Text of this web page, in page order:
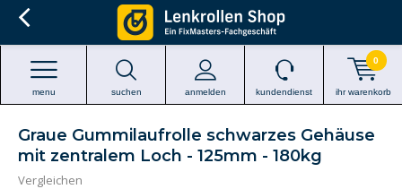
suchen anmelden
menu kundendienst ihr warenkorb
0
Graue Gummilaufrolle schwarzes Gehäuse
mit zentralem Loch - 125mm - 180kg
Vergleichen